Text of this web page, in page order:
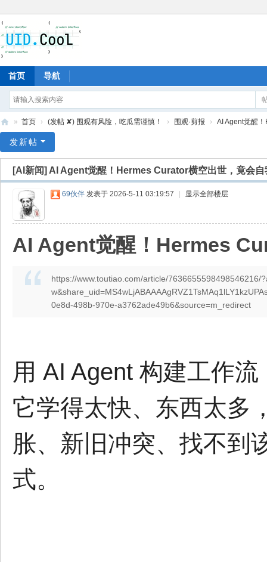
首页 导航
爱
» 首页 › (发帖 ✘) 围观有风险，吃瓜需谨慎！ › 围观·剪报 › AI Agent觉醒
发新帖
[AI新闻] AI Agent觉醒！Hermes Curator横空出世，竟会自
69伙伴 发表于 2026-5-11 03:19:57 显示全部楼层
AI Agent觉醒！Hermes
https://www.toutiao.com/article/
0e8d-498b-970e-a3762ade49b6&source=m_redirect
用 AI Agent 构建工作
它学得太快、东西太多
胀、新旧冲突、找不
式。